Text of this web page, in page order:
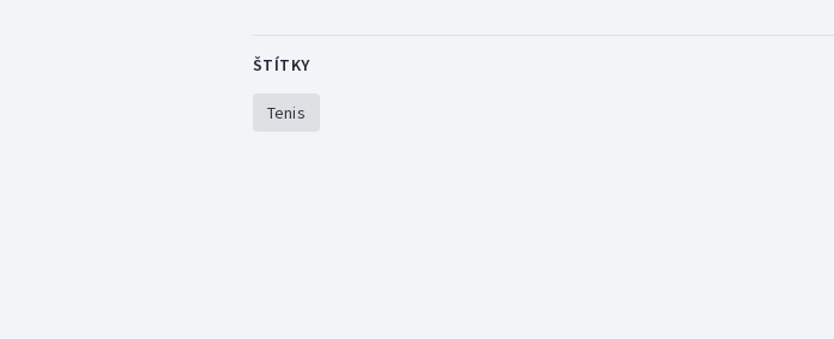
ŠTÍTKY
Tenis